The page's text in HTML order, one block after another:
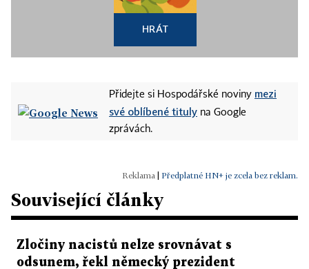
HRÁT
Přidejte si Hospodářské noviny mezi
své oblíbené tituly na Google
zprávách.
Předplatné HN+ je zcela bez reklam.
Související články
Zločiny nacistů nelze srovnávat s
odsunem, řekl německý prezident